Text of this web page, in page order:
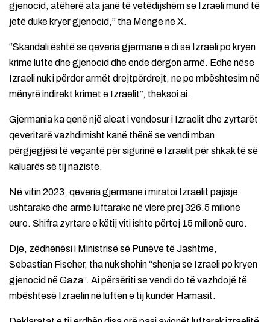
gjenocid, atëherë ata janë të vetëdijshëm se Izraeli mund të
jetë duke kryer gjenocid,” tha Menge në X.
“Skandali është se qeveria gjermane e di se Izraeli po kryen
krime lufte dhe gjenocid dhe ende dërgon armë. Edhe nëse
Izraeli nuk i përdor armët drejtpërdrejt, ne po mbështesim në
mënyrë indirekt krimet e Izraelit”, theksoi ai.
Gjermania ka qenë një aleat i vendosur i Izraelit dhe zyrtarët
qeveritarë vazhdimisht kanë thënë se vendi mban
përgjegjësi të veçantë për sigurinë e Izraelit për shkak të së
kaluarës së tij naziste.
Në vitin 2023, qeveria gjermane i miratoi Izraelit pajisje
ushtarake dhe armë luftarake në vlerë prej 326.5 milionë
euro. Shifra zyrtare e këtij viti ishte përtej 15 milionë euro.
Dje, zëdhënësi i Ministrisë së Punëve të Jashtme,
Sebastian Fischer, tha nuk shohin “shenja se Izraeli po kryen
gjenocid në Gaza”. Ai përsëriti se vendi do të vazhdojë të
mbështesë Izraelin në luftën e tij kundër Hamasit.